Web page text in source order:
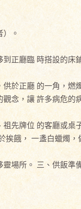
。
正廳臨 時搭設的床
於正廳 的一角，燃
念，讓 許多病危的
先牌位 的客廳或桌
餓， 一盞白蠟燭
場所。 三、供飯準